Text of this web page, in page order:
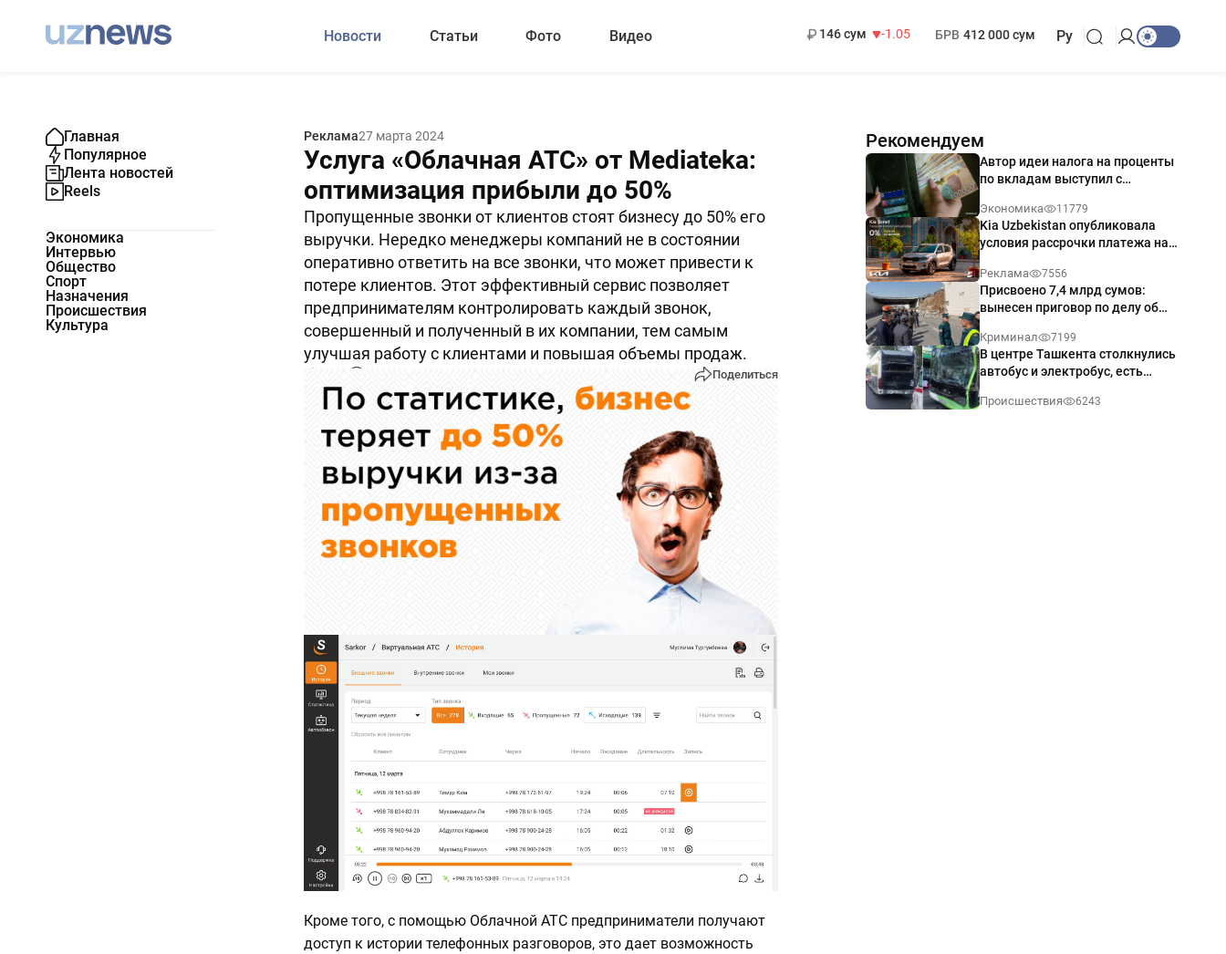
Новости Статьи Фото Видео
146 сум
-1.05
БРВ 412 000 сум Ру
Главная
Популярное
Лента новостей
Reels
Экономика
Интервью
Общество
Спорт
Назначения
Происшествия
Культура
Реклама27 марта 2024
Услуга «‎Облачная АТС»‎ ‎от Mediateka:
оптимизация прибыли до 50%
Пропущенные звонки от клиентов стоят бизнесу до 50% его
выручки. Нередко менеджеры компаний не в состоянии
оперативно ответить на все звонки, что может привести к
потере клиентов. Этот эффективный сервис позволяет
предпринимателям контролировать каждый звонок,
совершенный и полученный в их компании, тем самым
улучшая работу с клиентами и повышая объемы продаж.
Поделиться
Кроме того, с помощью Облачной АТС предприниматели получают
доступ к истории телефонных разговоров, это дает возможность
Рекомендуем
Автор идеи налога на проценты
по вкладам выступил с
Экономика 11779
Kia Uzbekistan опубликовала
условия рассрочки платежа на
годовых
Реклама 7556
Присвоено 7,4 млрд сумов:
вынесен приговор по делу об
Ташкенте
Криминал 7199
В центре Ташкента столкнулись
автобус и электробус, есть
Происшествия 6243